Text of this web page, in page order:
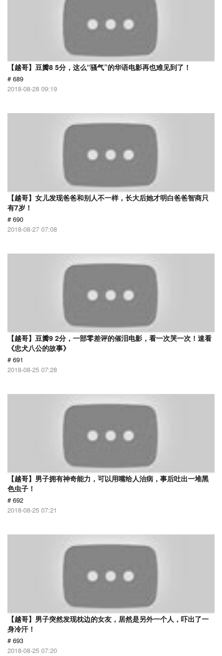
【越哥】豆瓣8 5分，这么“骚气”的华语电影再也难见到了！
# 689
2018-08-28 09:19
【越哥】女儿发现爸爸和别人不一样，长大后她才明白爸爸智商只
有7岁！
# 690
2018-08-27 07:08
【越哥】豆瓣9 2分，一部零差评的催泪电影，看一次哭一次！速看
《忠犬八公的故事》
# 691
2018-08-25 07:28
【越哥】男子拥有神奇能力，可以用嘴给人治病，事后吐出一堆黑
色虫子！
# 692
2018-08-25 07:21
【越哥】男子突然发现枕边的女友，居然是另外一个人，吓出了一
身冷汗！
# 693
2018-08-25 07:20